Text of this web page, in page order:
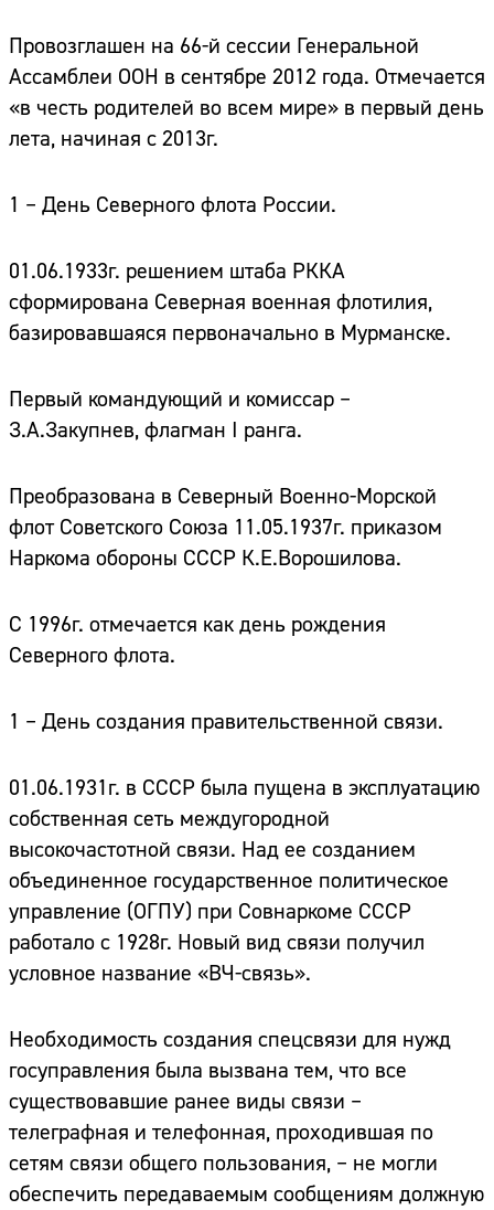
Провозглашен на 66-й сессии Генеральной
Ассамблеи ООН в сентябре 2012 года. Отмечается
«в честь родителей во всем мире» в первый день
лета, начиная с 2013г.
1 – День Северного флота России.
01.06.1933г. решением штаба РККА
сформирована Северная военная флотилия,
базировавшаяся первоначально в Мурманске.
Первый командующий и комиссар –
З.А.Закупнев, флагман I ранга.
Преобразована в Северный Военно-Морской
флот Советского Союза 11.05.1937г. приказом
Наркома обороны СССР К.Е.Ворошилова.
С 1996г. отмечается как день рождения
Северного флота.
1 – День создания правительственной связи.
01.06.1931г. в СССР была пущена в эксплуатацию
собственная сеть междугородной
высокочастотной связи. Над ее созданием
объединенное государственное политическое
управление (ОГПУ) при Совнаркоме СССР
работало с 1928г. Новый вид связи получил
условное название «ВЧ-связь».
Необходимость создания спецсвязи для нужд
госуправления была вызвана тем, что все
существовавшие ранее виды связи –
телеграфная и телефонная, проходившая по
сетям связи общего пользования, – не могли
обеспечить передаваемым сообщениям должную